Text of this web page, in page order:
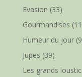
Evasion (33)
Gourmandises
Humeur du jour
Jupes (39)
Les grands